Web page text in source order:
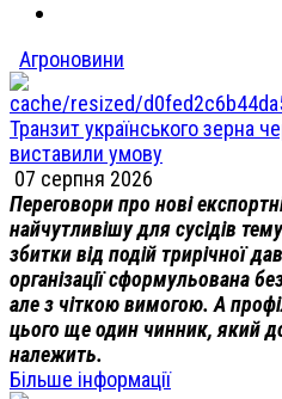
Агроновини
Транзит українського зерна
виставили умову
07 серпня 2026
Переговори про нові
найчутливішу для сусідів
збитки від подій трирічної
організації сформульована
але з чіткою вимогою. А
цього ще один чинник, який
належить.
Більше інформації